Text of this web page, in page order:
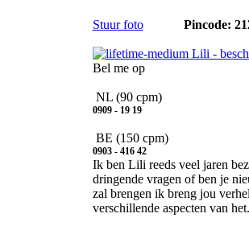
Stuur foto Pincode:
Bel me op
NL (90 cpm)
0909 - 19 19
BE (150 cpm)
0903 - 416 42
Ik ben Lili reeds veel jaren
dringende vragen of ben je
zal brengen ik breng jou
verschillende aspecten van